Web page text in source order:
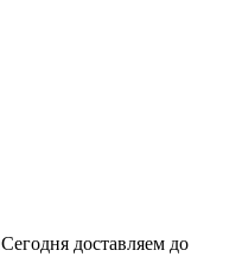
Сегодня доставляем до